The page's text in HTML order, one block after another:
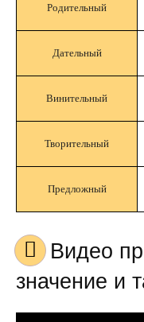
Родительный
Дательный
Винительный
Творительный
Предложный
Видео про имя Зеки,
значение и